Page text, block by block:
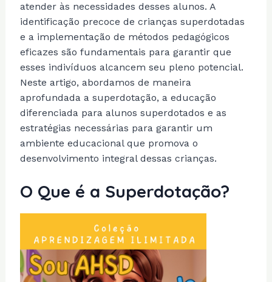
atender às necessidades desses alunos. A
identificação precoce de crianças superdotadas
e a implementação de métodos pedagógicos
eficazes são fundamentais para garantir que
esses indivíduos alcancem seu pleno potencial.
Neste artigo, abordamos de maneira
aprofundada a superdotação, a educação
diferenciada para alunos superdotados e as
estratégias necessárias para garantir um
ambiente educacional que promova o
desenvolvimento integral dessas crianças.
O Que é a Superdotação?